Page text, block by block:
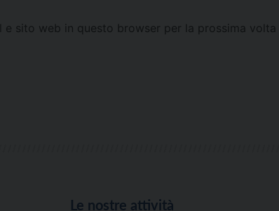
e sito web in questo browser per la prossima volta
Le nostre attività